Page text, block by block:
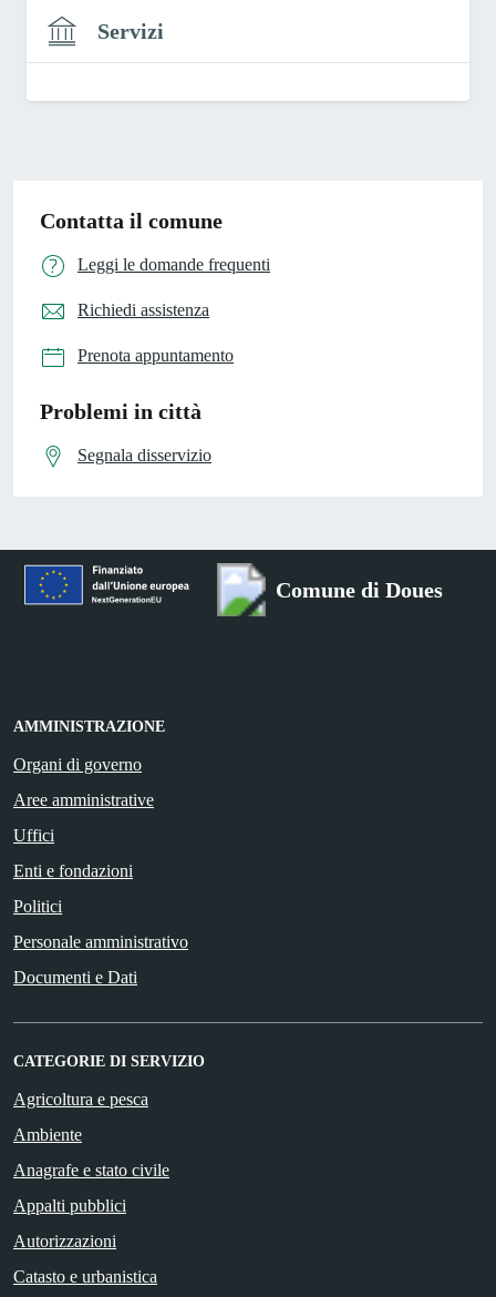
Servizi
Contatta il comune
Leggi le domande frequenti
Richiedi assistenza
Prenota appuntamento
Problemi in città
Segnala disservizio
Comune di Doues
AMMINISTRAZIONE
Organi di governo
Aree amministrative
Uffici
Enti e fondazioni
Politici
Personale amministrativo
Documenti e Dati
CATEGORIE DI SERVIZIO
Agricoltura e pesca
Ambiente
Anagrafe e stato civile
Appalti pubblici
Autorizzazioni
Catasto e urbanistica